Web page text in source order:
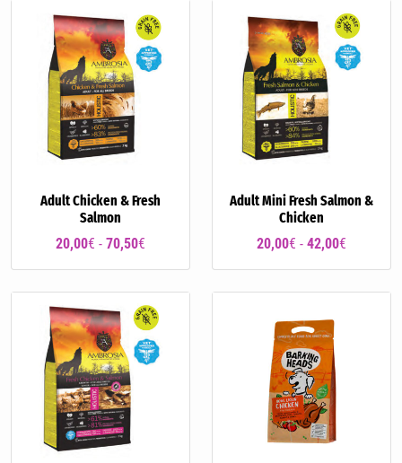
Adult Chicken & Fresh
Salmon
20,00€ - 70,50€
Adult Mini Fresh Salmon &
Chicken
20,00€ - 42,00€